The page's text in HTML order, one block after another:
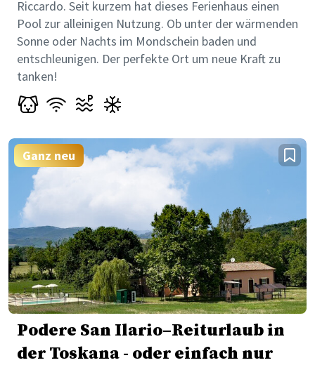
Riccardo. Seit kurzem hat dieses Ferienhaus einen
Pool zur alleinigen Nutzung. Ob unter der wärmenden
Sonne oder Nachts im Mondschein baden und
entschleunigen. Der perfekte Ort um neue Kraft zu
tanken!
Ganz neu
Podere San Ilario–Reiturlaub in
der Toskana - oder einfach nur